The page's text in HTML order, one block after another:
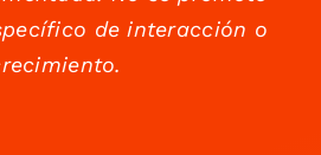
de interacción o